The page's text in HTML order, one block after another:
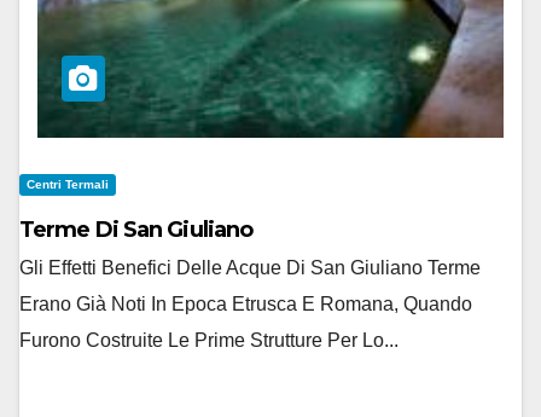
Centri Termali
Terme Di San Giuliano
Gli Effetti Benefici Delle Acque Di San Giuliano Terme
Erano Già Noti In Epoca Etrusca E Romana, Quando
Furono Costruite Le Prime Strutture Per Lo...